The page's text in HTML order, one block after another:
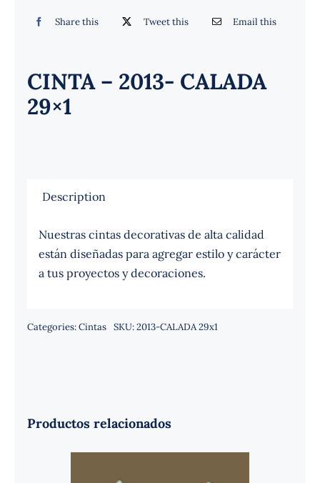
Share this Tweet this Email this
CINTA – 2013- CALADA
29×1
Description
Nuestras cintas decorativas de alta calidad
están diseñadas para agregar estilo y carácter
a tus proyectos y decoraciones.
Categories:Cintas SKU:2013-CALADA 29x1
Productos relacionados